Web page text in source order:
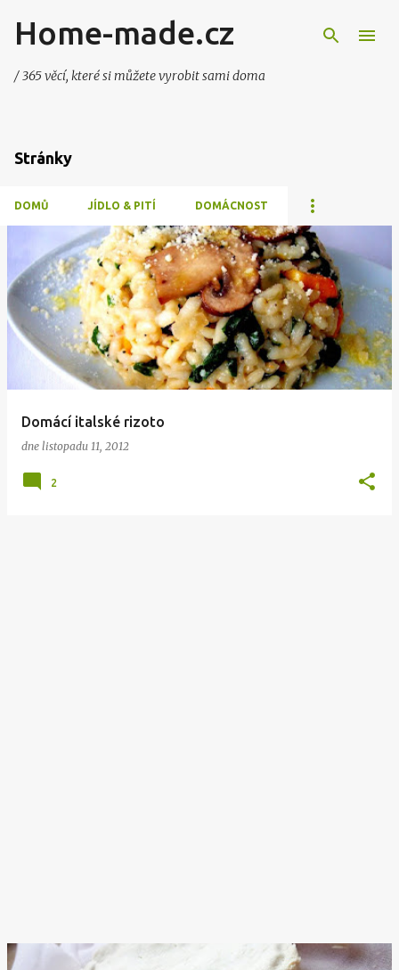
Přeskočit na hlavní obsah
Home-made.cz
/ 365 věcí, které si můžete vyrobit sami doma
Stránky
DOMŮ JÍDLO & PITÍ DOMÁCNOST
ř
s
Domácí italské rizoto
dne listopadu 11, 2012
2